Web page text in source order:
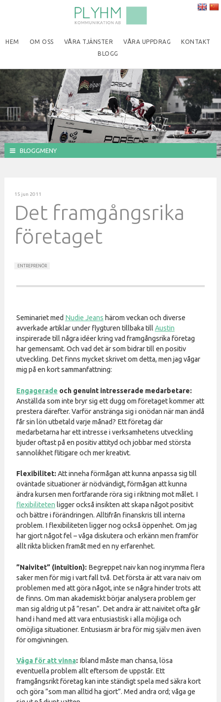
HEM OM OSS VÅRA TJÄNSTER VÅRA UPPDRAG
KONTAKT
BLOGG
BLOGGMENY
15 jun 2011
Det framgångsrika
företaget
ENTREPRENÖR
Seminariet med Nudie Jeans härom veckan och diverse
avverkade artiklar under flygturen tillbaka tillAustin
inspirerade till några idéer kring vad framgångsrika företag
har gemensamt. Och vad det är som bidrar till en positiv
utveckling. Det finns mycket skrivet om detta, men jag vågar
mig på en kort sammanfattning:
Engagerade och genuint intresserade medarbetare:
Anställda som inte bryr sig ett dugg om företaget kommer att
prestera därefter. Varför anstränga sig i onödan när man ändå
får sin lön utbetald varje månad? Ett företag där
medarbetarna har ett intresse i verksamhetens utveckling
bjuder oftast på en positiv attityd och jobbar med största
sannolikhet flitigare och mer kreativt.
Flexibilitet:Att inneha förmågan att kunna anpassa sig till
oväntade situationer är nödvändigt, förmågan att kunna
ändra kursen men fortfarande röra sig i riktning mot målet. I
flexibiliteten ligger också insikten att skapa något positivt
och bättre i förändringen. Alltifrån finanskris till interna
problem. I flexibiliteten ligger nog också öppenhet. Om jag
har gjort något fel – våga diskutera och erkänn men framför
allt rikta blicken framåt med en ny erfarenhet.
”Naivitet” (intuition):Begreppet naiv kan nog inrymma flera
saker men för mig i vart fall två. Det första är att vara naiv om
problemen med att göra något, inte se några hinder trots att
de finns. Om man akademiskt börjar analysera problem ger
man sig aldrig ut på ”resan”. Det andra är att naivitet ofta går
hand i hand med att vara entusiastisk i alla möjliga och
omöjliga situationer. Entusiasm är bra för mig själv men även
för omgivningen.
Våga för att vinna:Ibland måste man chansa, lösa
eventuella problem allt eftersom de uppstår. Ett
framgångsrikt företag kan inte ständigt spela med säkra kort
och göra ”som man alltid ha gjort”. Med andra ord; våga ge